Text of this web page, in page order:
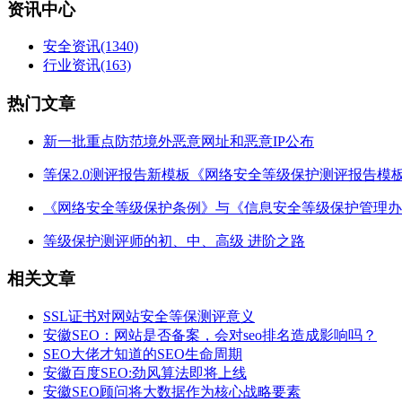
资讯中心
安全资讯(1340)
行业资讯(163)
热门文章
新一批重点防范境外恶意网址和恶意IP公布
等保2.0测评报告新模板《网络安全等级保护测评报告模板
《网络安全等级保护条例》与《信息安全等级保护管理办
等级保护测评师的初、中、高级 进阶之路
相关文章
SSL证书对网站安全等保测评意义
安徽SEO：网站是否备案，会对seo排名造成影响吗？
SEO大佬才知道的SEO生命周期
安徽百度SEO:劲风算法即将上线
安徽SEO顾问将大数据作为核心战略要素